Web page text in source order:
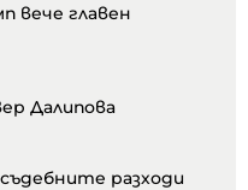
вече главен
Далипова
разходи